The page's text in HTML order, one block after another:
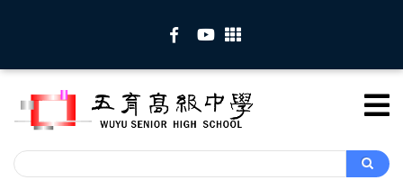
內
Search
Search